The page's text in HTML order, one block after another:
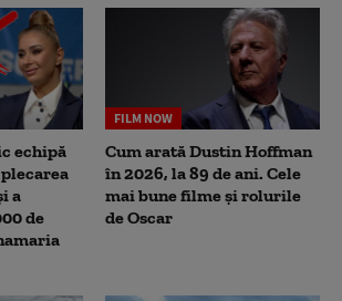
echipă
a
de
FILM NOW
Cum arată Dustin Hoffman
în 2026, la 89 de ani. Cele
mai bune filme și rolurile
de Oscar